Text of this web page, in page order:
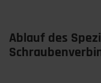
Ablauf des